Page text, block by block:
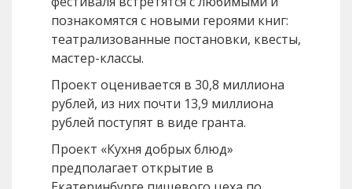
познакомятся с новыми героями книг:
театрализованные постановки, квесты,
мастер-классы.
Проект оценивается в 30,8 миллиона
рублей, из них почти 13,9 миллиона
рублей поступят в виде гранта.
Проект «Кухня добрых блюд»
предполагает открытие в